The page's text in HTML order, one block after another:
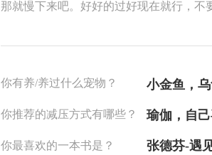
她健康快乐。01288分背后：是对快乐活
的母亲在采访中哽咽：“看到分数时，孩
尽力了，妈妈都知道。健康快乐地走出考
试卷上的排名，而是身心无恙地穿越了这
顶的达摩克利斯之剑我们不得不直视一个
那就慢下来吧。好好的过好现在就行，不
感情只是生活很小的一部分，也是人生的
过去，那就放开，让它过去。
把自己生的孩子照顾好，把自己的父母照
你有养/养过什么宠物？
你推荐的减压方式有哪些？
你最喜欢的一本书是？
小金鱼，
瑜伽，自
张德芬-遇